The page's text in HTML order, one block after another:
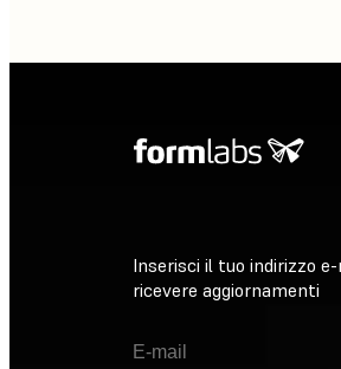
Inserisci il tuo indirizzo
ricevere aggiornamenti